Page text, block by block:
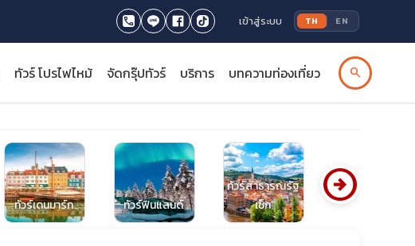
เข้าสู่ระบบ TH EN
ทัวร์ โปรไฟไหม้ จัดกรุ๊ปทัวร์ บริการ บทความท่องเที่ยว search
ทัวร์เดนมาร์ก ทัวร์ฟินแลนด์
ทัวร์สาธารณรัฐ
เช็ก
ทัวร์โครเอเชีย
arrow_circle_right